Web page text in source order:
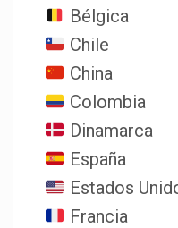
Bélgica
Chile
China
Colombia
Dinamarca
España
Estados
Francia